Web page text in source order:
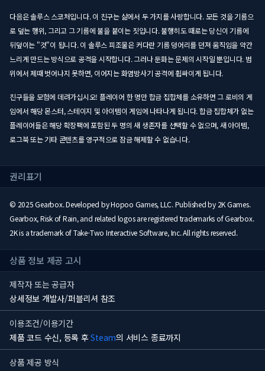
다음은 솔루스 스코처입니다. 이 친구는 삶에서 두 가지를 사랑합니다. 모든 것을 기름으
로 덮는 행위, 그리고 그 기름에 불을 붙이는 짓입니다. 불행히도 때로는 당신이 기름에
뒤덮이는 "것"이 됩니다. 이 솔루스 피조물은 커다란 기름 덩어리를 던져 움직임을 약간
느리게 만드는 방식으로 공격을 시작합니다. 그러나 둔화는 문제의 시작일 뿐입니다. 범
위에서 제때 벗어나지 못하면, 이어지는 화염방사기 공격에 휩싸이게 됩니다.
친구들을 모험에 데려가십시오! 플레이어 한 명만 합금 집합체를 소유하면 그 로비의 게
임에서 해당 몬스터, 스테이지 및 아이템이 게임에 나타나게 됩니다. 합금 집합체가 없는
플레이어들은 해당 확장팩에 포함된 두 명의 새 생존자를 선택할 수 없으며, 새 아이템,
로그북 또는 기타 콘텐츠를 영구적으로 잠금 해제할 수 없습니다.
권리표기
© 2025 Gearbox. Developed by Hopoo Games, LLC. Published by 2K Games.
Gearbox, Risk of Rain, and related logos are registered trademarks of Gearbox.
2K is a trademark of Take-Two Interactive Software, Inc. All rights reserved.
상품 정보 제공 고시
제작자 또는 공급자
상세정보 개발사/퍼블리셔 참조
이용조건/이용기간
제품 코드 수신, 등록 후Steam의 서비스 종료까지
상품 제공 방식